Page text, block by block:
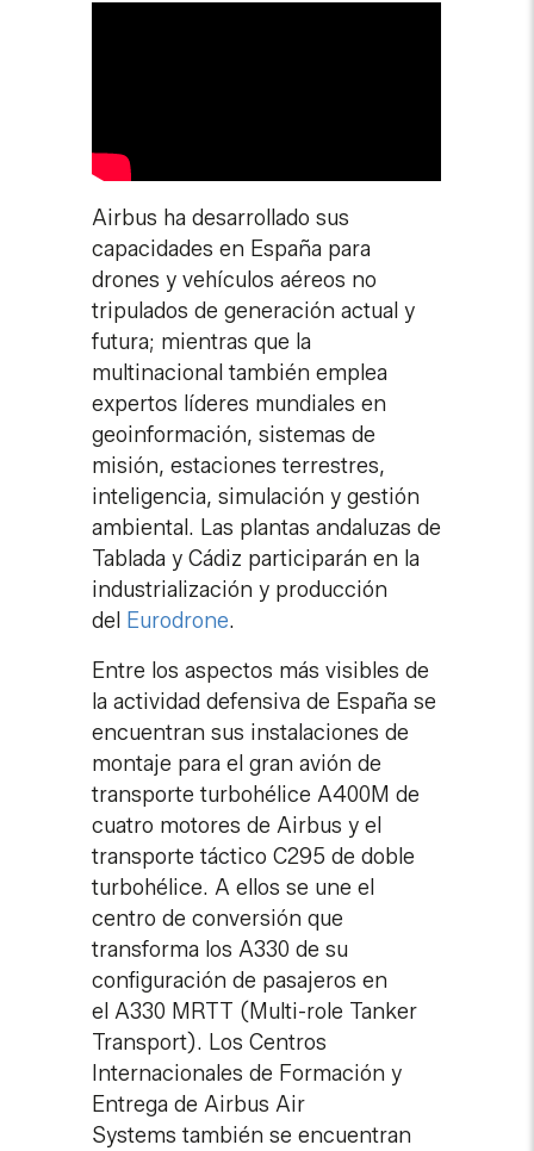
Airbus ha desarrollado sus
capacidades en España para
drones y vehículos aéreos no
tripulados de generación actual y
futura; mientras que la
multinacional también emplea
expertos líderes mundiales en
geoinformación, sistemas de
misión, estaciones terrestres,
inteligencia, simulación y gestión
ambiental. Las plantas andaluzas de
Tablada y Cádiz participarán en la
industrialización y producción
del Eurodrone.
Entre los aspectos más visibles de
la actividad defensiva de España se
encuentran sus instalaciones de
montaje para el gran avión de
transporte turbohélice A400M de
cuatro motores de Airbus y el
transporte táctico C295 de doble
turbohélice. A ellos se une el
centro de conversión que
transforma los A330 de su
configuración de pasajeros en
el A330 MRTT (Multi-role Tanker
Transport). Los Centros
Internacionales de Formación y
Entrega de Airbus Air
Systems también se encuentran